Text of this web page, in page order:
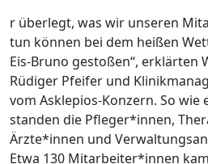
r überlegt, was wir unseren
tun können bei dem heißen
Eis-Bruno gestoßen“, erklärten
Rüdiger Pfeifer und
vom Asklepios-Konzern. So wie
standen die Pfleger*innen,
Ärzte*innen und
Etwa 130 Mitarbeiter*innen